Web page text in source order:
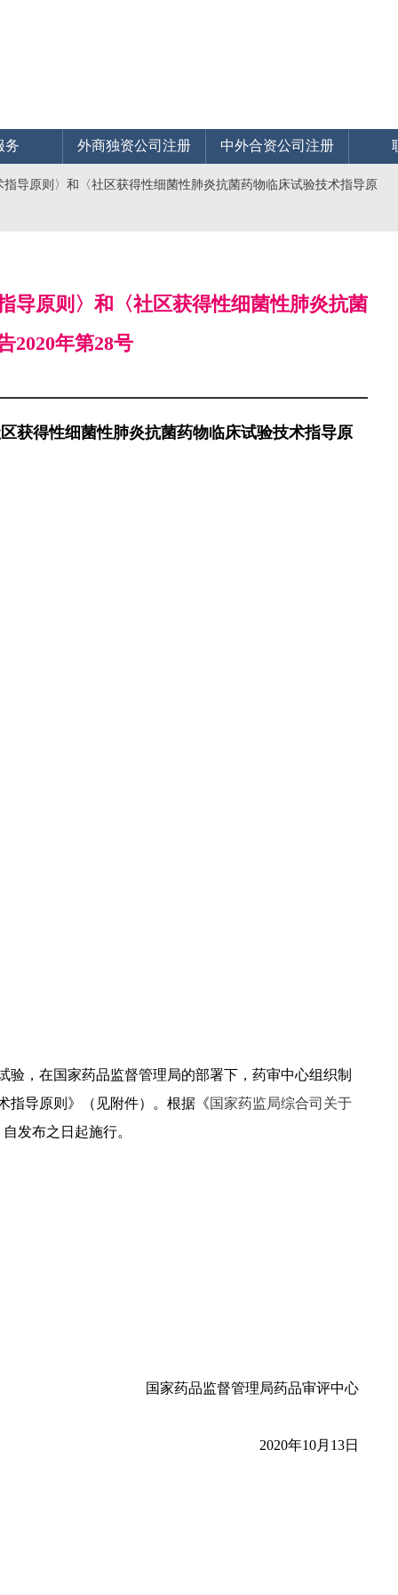
务 外商独资公司注册 中外合资公司注册
导原则〉和〈社区获得性细菌性肺炎抗菌药物临床试验技术指导原
导原则〉和〈社区获得性细菌性肺炎抗菌
2020年第28号
获得性细菌性肺炎抗菌药物临床试验技术指导原
，在国家药品监督管理局的部署下，药审中心组织制
指导原则》（见附件）。根据《国家药监局综合司关于
发布之日起施行。
国家药品监督管理局药品审评中心
2020年10月13日